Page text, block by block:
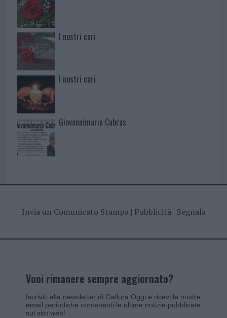
I nostri cari
I nostri cari
Giovannimaria Cabras
Invia un Comunicato Stampa| Pubblicità| Segnala
Vuoi rimanere sempre aggiornato?
Iscriviti alla newsletter di Gallura Oggi e ricevi le nostre
email periodiche contenenti le ultime notizie pubblicate
sul sito web!